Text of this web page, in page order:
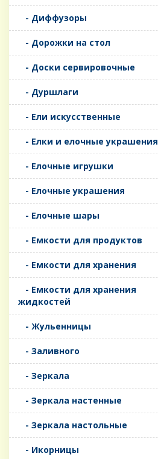
- Диффузоры
- Дорожки на стол
- Доски сервировочные
- Дуршлаги
- Ели искусственные
- Елки и елочные украшения
- Елочные игрушки
- Елочные украшения
- Елочные шары
- Емкости для продуктов
- Емкости для хранения
- Емкости для хранения
жидкостей
- Жульенницы
- Заливного
- Зеркала
- Зеркала настенные
- Зеркала настольные
- Икорницы